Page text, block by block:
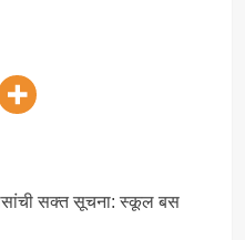
सक्त सूचना: स्कूल बस